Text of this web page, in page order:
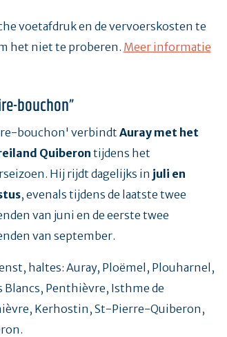
voetafdruk en de vervoerskosten te
het niet te proberen. Meer informatie
bouchon”
bouchon' verbindtAuray met het
Quiberon tijdens het
Hij rijdt dagelijks in juli en
, evenals tijdens de laatste twee
van juni en de eerste twee
van september.
haltes: Auray, Ploëmel, Plouharnel,
Blancs, Penthièvre, Isthme de
Kerhostin, St-Pierre-Quiberon,